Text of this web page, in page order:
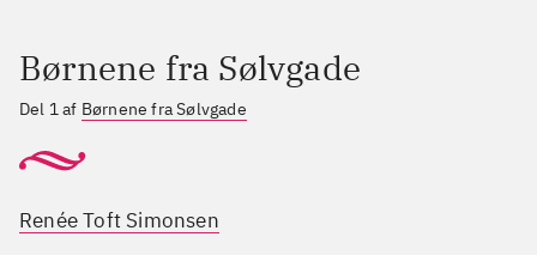
Børnene fra Sølvgade
Del 1 af Børnene fra Sølvgade
Renée Toft Simonsen